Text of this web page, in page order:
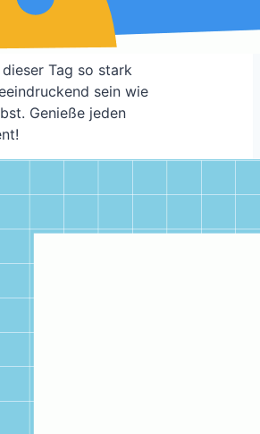
Tag so stark
sein wie
Genieße jeden